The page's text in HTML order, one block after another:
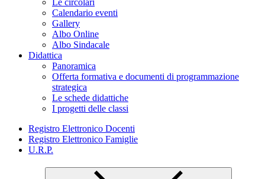
Le circolari
Calendario eventi
Gallery
Albo Online
Albo Sindacale
Didattica
Panoramica
Offerta formativa e documenti di programmazione
strategica
Le schede didattiche
I progetti delle classi
Registro Elettronico Docenti
Registro Elettronico Famiglie
U.R.P.